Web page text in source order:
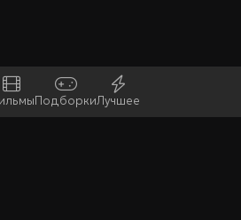
ПодборкиЛучшее